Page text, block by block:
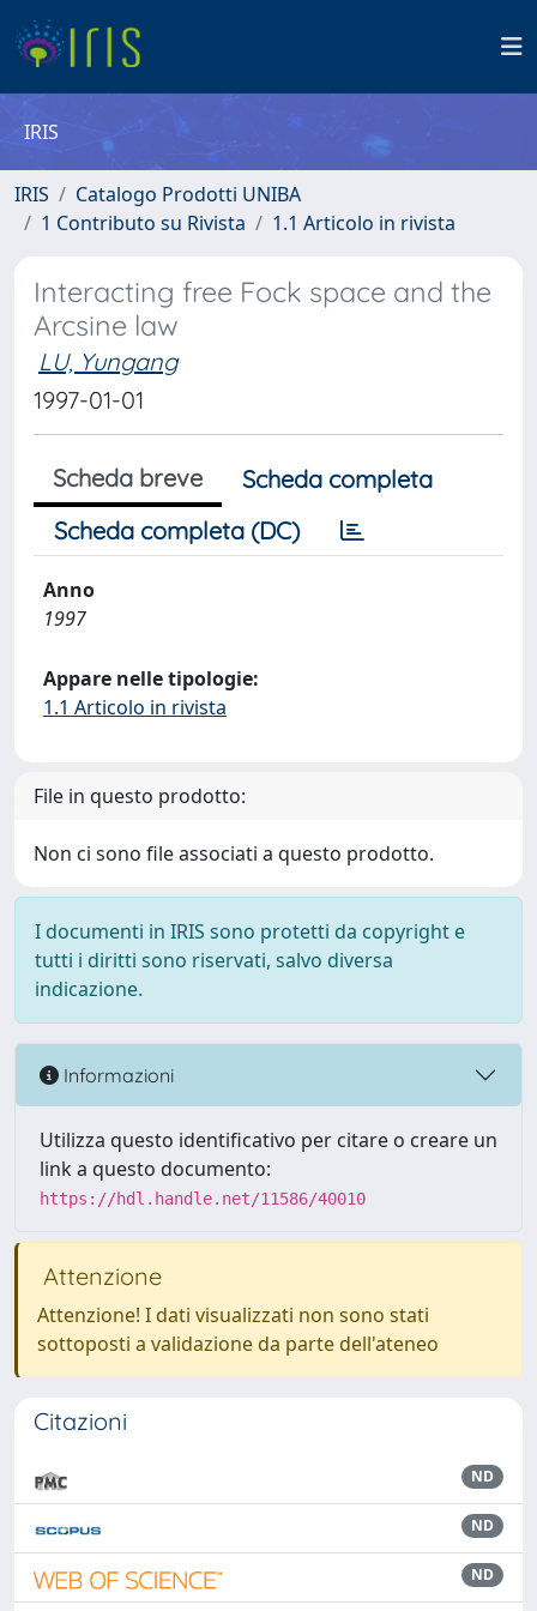
IRIS
IRIS
Catalogo Prodotti UNIBA
1 Contributo su Rivista
1.1 Articolo in rivista
Interacting free Fock space and the
Arcsine law
LU, Yungang
1997-01-01
Scheda breve
Scheda completa
Scheda completa (DC)
Anno
1997
Appare nelle tipologie:
1.1 Articolo in rivista
File in questo prodotto:
Non ci sono file associati a questo prodotto.
I documenti in IRIS sono protetti da copyright e
tutti i diritti sono riservati, salvo diversa
indicazione.
Informazioni
Utilizza questo identificativo per citare o creare un
link a questo documento:
https://hdl.handle.net/11586/40010
Attenzione
Attenzione! I dati visualizzati non sono stati
sottoposti a validazione da parte dell'ateneo
Citazioni
ND
ND
ND